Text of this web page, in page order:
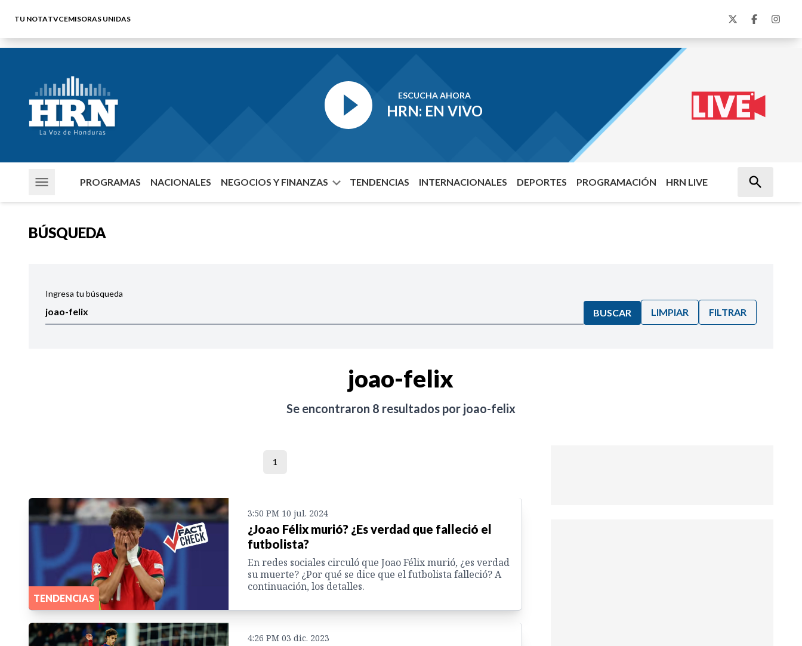
TU NOTATVCEMISORAS UNIDAS
ESCUCHA AHORA
HRN: EN VIVO
PROGRAMAS NACIONALES NEGOCIOS Y FINANZAS TENDENCIAS INTERNACIONALES DEPORTES PROGRAMACIÓN HRN LIVE
BÚSQUEDA
Ingresa tu búsqueda
BUSCAR LIMPIAR FILTRAR
joao-felix
Se encontraron 8 resultados por joao-felix
1
TENDENCIAS
3:50 PM 10 jul. 2024
¿Joao Félix murió? ¿Es verdad que falleció el
futbolista?
En redes sociales circuló que Joao Félix murió, ¿es verdad
su muerte? ¿Por qué se dice que el futbolista falleció? A
continuación, los detalles.
4:26 PM 03 dic. 2023